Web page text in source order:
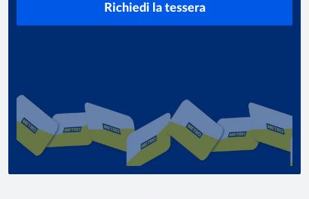
Richiedi la tessera